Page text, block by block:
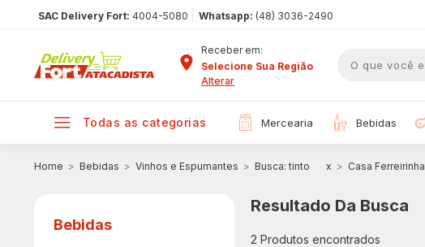
SAC Delivery Fort: 4004-5080 Whatsapp: (48) 3036-2490
Receber em:
Selecione Sua Região
Alterar
todas as categorias mercearia bebidas
Bebidas Vinhos e Espumantes Busca: tinto x Casa Ferreirinha
Bebidas
Resultado Da Busca
2 Produtos encontrados